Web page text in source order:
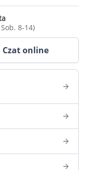
8-14)
Czat online